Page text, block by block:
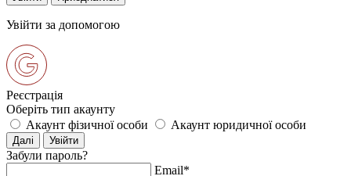
Увійти за допомогою
Реєстрація
Оберіть тип акаунту
Акаунт фізичної особи
Акаунт юридичної особи
Забули пароль?
Email*